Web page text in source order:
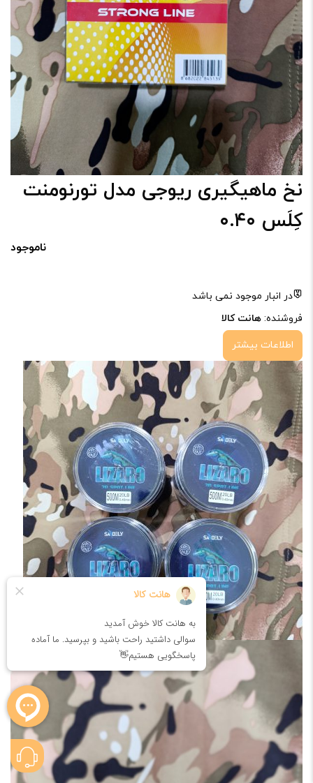
نخ ماهیگیری ریوجی مدل تورنومنت
کِلَس ۰.۴۰
ناموجود
در انبار موجود نمی باشد
فروشنده: هانت کالا
اطلاعات بیشتر